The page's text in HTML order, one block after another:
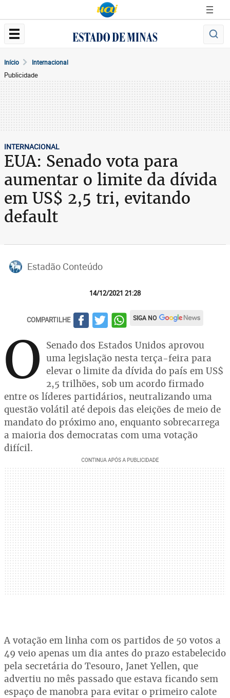
Início Internacional
Publicidade
INTERNACIONAL
EUA: Senado vota para
aumentar o limite da dívida
em US$ 2,5 tri, evitando
default
Estadão Conteúdo
14/12/2021 21:28
COMPARTILHE SIGA NO
O
Senado dos Estados Unidos aprovou
uma legislação nesta terça-feira para
elevar o limite da dívida do país em US$
2,5 trilhões, sob um acordo firmado
entre os líderes partidários, neutralizando uma
questão volátil até depois das eleições de meio de
mandato do próximo ano, enquanto sobrecarrega
a maioria dos democratas com uma votação
difícil.
A votação em linha com os partidos de 50 votos a
49 veio apenas um dia antes do prazo estabelecido
pela secretária do Tesouro, Janet Yellen, que
advertiu no mês passado que estava ficando sem
espaço de manobra para evitar o primeiro calote